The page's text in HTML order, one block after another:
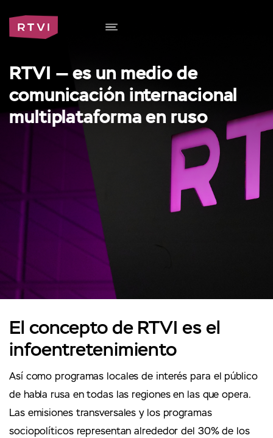
RTVI — es un medio de
comunicación internacional
multiplataforma en ruso
El concepto de RTVI es el
infoentretenimiento
Así como programas locales de interés para el público
de habla rusa en todas las regiones en las que opera.
Las emisiones transversales y los programas
sociopolíticos representan alrededor del 30% de los